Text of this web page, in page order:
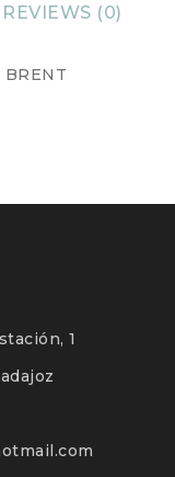
REVIEWS (0)
BRENT
1